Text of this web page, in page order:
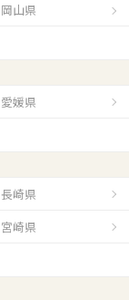
岡山県
愛媛県
長崎県
宮崎県